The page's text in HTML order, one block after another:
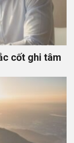
cốt ghi tâm